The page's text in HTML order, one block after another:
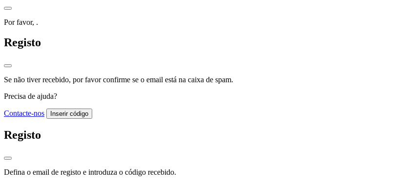
Por favor, .
Registo
Se não tiver recebido, por favor confirme se o email está na caixa de spam.
Precisa de ajuda?
Contacte-nos Inserir código
Registo
Defina o email de registo e introduza o código recebido.